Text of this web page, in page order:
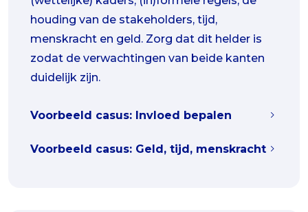
houding van de stakeholders, tijd,
menskracht en geld. Zorg dat dit helder is
zodat de verwachtingen van beide kanten
duidelijk zijn.
Voorbeeld casus: Invloed bepalen
Voorbeeld casus: Geld, tijd, menskracht